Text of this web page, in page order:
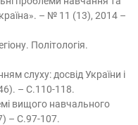
– № 11 (13), 2014 –
Політологія.
слуху: досвід України і
– С.110-118.
вищого навчального
– С.97-107.